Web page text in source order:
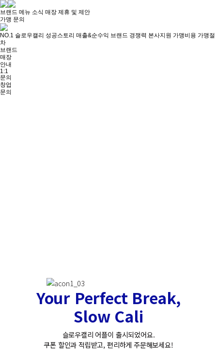
브랜드 메뉴 소식 매장 제휴 및 제안
가맹 문의
NO.1 슬로우캘리 성공스토리 매출&순수익 브랜드 경쟁력 본사지원 가맹비용 가맹절
차
브랜드
매장
안내
1:1
문의
창업
문의
Your Perfect Break,
Slow Cali
슬로우캘리 어플이 출시되었어요.
쿠폰 할인과 적립받고, 편리하게 주문해보세요!